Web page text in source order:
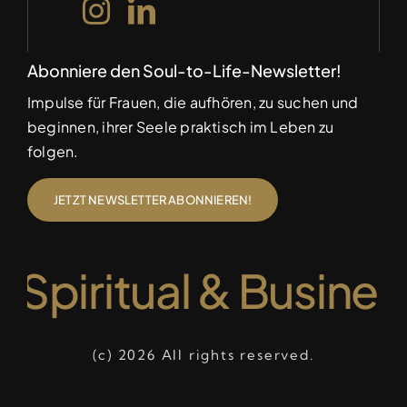
Abonniere den Soul-to-Life-Newsletter!
Impulse für Frauen, die aufhören, zu suchen und
beginnen, ihrer Seele praktisch im Leben zu
folgen.
JETZT NEWSLETTER ABONNIEREN!
Spiritual &
(c) 2026 All rights reserved.